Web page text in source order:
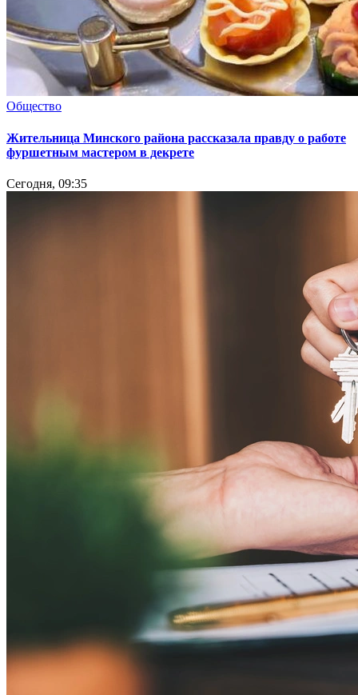
Общество
Жительница Минского района рассказала правду о работе
фуршетным мастером в декрете
Сегодня, 09:35